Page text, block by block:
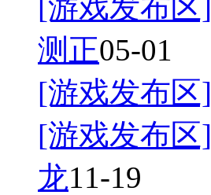
[游戏发布区]
测正05-01
[游戏发布区]
[游戏发布区]
龙11-19